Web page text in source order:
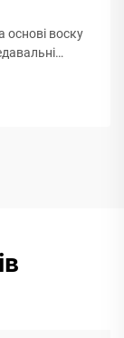
основі воску